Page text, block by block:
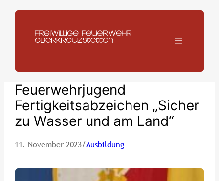
Zum
springen
Feuerwehrjugend
Fertigkeitsabzeichen „Sicher
zu Wasser und am Land“
11. November 2023/Ausbildung